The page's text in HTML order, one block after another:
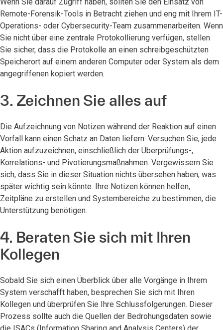
Remote-Forensik-Tools in Betracht ziehen und eng mit Ihrem IT-
Operations- oder Cybersecurity-Team zusammenarbeiten. Wenn
Sie nicht über eine zentrale Protokollierung verfügen, stellen
Sie sicher, dass die Protokolle an einen schreibgeschützten
Speicherort auf einem anderen Computer oder System als dem
angegriffenen kopiert werden.
3. Zeichnen Sie alles auf
Die Aufzeichnung von Notizen während der Reaktion auf einen
Vorfall kann einen Schatz an Daten liefern. Versuchen Sie, jede
Aktion aufzuzeichnen, einschließlich der Überprüfungs-,
Korrelations- und Pivotierungsmaßnahmen. Vergewissern Sie
sich, dass Sie in dieser Situation nichts übersehen haben, was
später wichtig sein könnte. Ihre Notizen können helfen,
Zeitpläne zu erstellen und Systembereiche zu bestimmen, die
Unterstützung benötigen.
4. Beraten Sie sich mit Ihren
Kollegen
Sobald Sie sich einen Überblick über alle Vorgänge in Ihrem
System verschafft haben, besprechen Sie sich mit Ihren
Kollegen und überprüfen Sie Ihre Schlussfolgerungen. Dieser
Prozess sollte auch die Quellen der Bedrohungsdaten sowie